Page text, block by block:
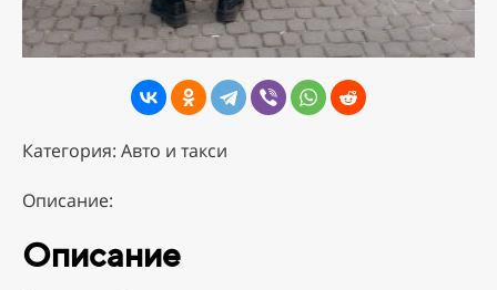
Категория: Авто и такси
Описание:
Описание